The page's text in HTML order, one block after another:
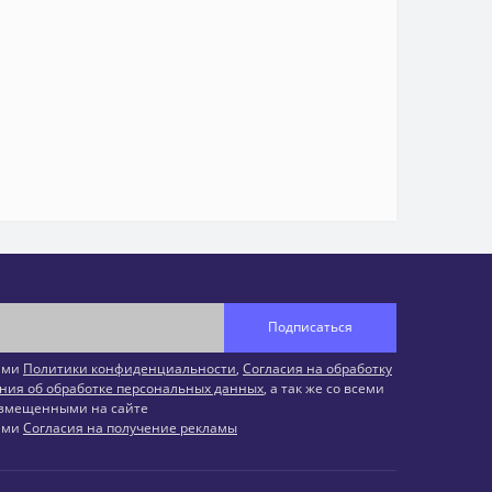
Подписаться
Политики конфиденциальности, Согласия на обработку
об обработке персональных данных, а так же со всеми
на сайте
Согласия на получение рекламы